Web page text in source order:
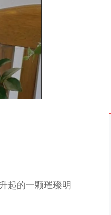
起的一颗璀璨明